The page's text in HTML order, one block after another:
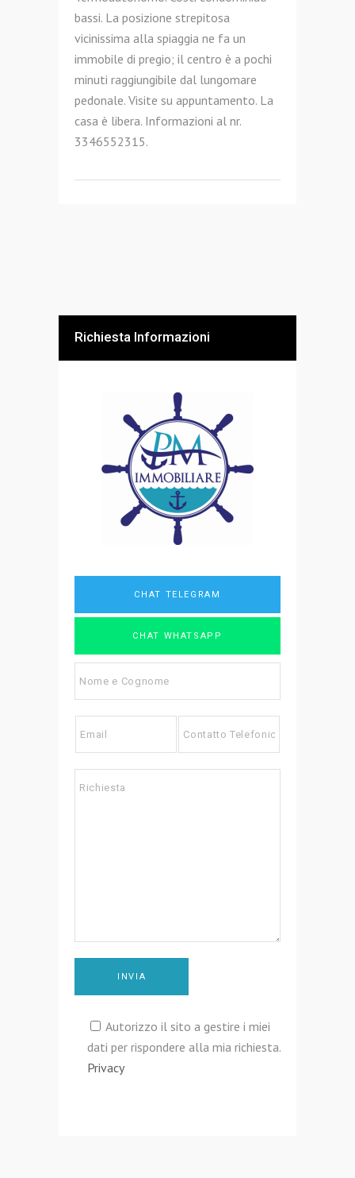
bassi. La posizione strepitosa
vicinissima alla spiaggia ne fa un
immobile di pregio; il centro è a pochi
minuti raggiungibile dal lungomare
pedonale. Visite su appuntamento. La
casa è libera. Informazioni al nr.
3346552315.
Richiesta Informazioni
CHAT TELEGRAM
CHAT WHATSAPP
Autorizzo il sito a gestire i miei
dati per rispondere alla mia richiesta.
Privacy